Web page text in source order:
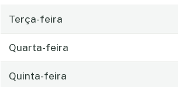
Terça-feira
Quarta-feira
Quinta-feira